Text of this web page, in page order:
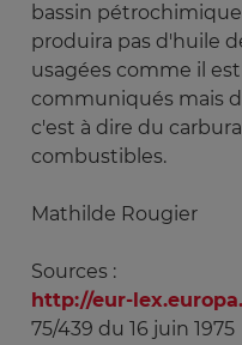
bassin
produira pas d'huile
usagées comme il
communiqués mais
c'est à dire du
combustibles.
Mathilde Rougier
Sources :
http://eur-
75/439 du 16 juin 1975